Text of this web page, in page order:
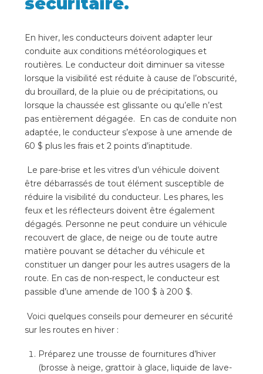
En hiver, les conducteurs doivent adapter leur
conduite aux conditions météorologiques et
routières. Le conducteur doit diminuer sa vitesse
lorsque la visibilité est réduite à cause de l’obscurité,
du brouillard, de la pluie ou de précipitations, ou
lorsque la chaussée est glissante ou qu’elle n’est
pas entièrement dégagée. En cas de conduite non
adaptée, le conducteur s’expose à une amende de
60 $ plus les frais et 2 points d’inaptitude.
Le pare-brise et les vitres d’un véhicule doivent
être débarrassés de tout élément susceptible de
réduire la visibilité du conducteur. Les phares, les
feux et les réflecteurs doivent être également
dégagés. Personne ne peut conduire un véhicule
recouvert de glace, de neige ou de toute autre
matière pouvant se détacher du véhicule et
constituer un danger pour les autres usagers de la
route. En cas de non-respect, le conducteur est
passible d’une amende de 100 $ à 200 $.
Voici quelques conseils pour demeurer en sécurité
sur les routes en hiver :
Préparez une trousse de fournitures d’hiver
(brosse à neige, grattoir à glace, liquide de lave-